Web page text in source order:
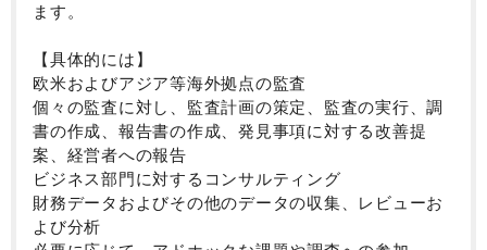
ます。
【具体的には】
欧米およびアジア等海外拠点の監査
個々の監査に対し、監査計画の策定、監査の実行、調
書の作成、報告書の作成、発見事項に対する改善提
案、経営者への報告
ビジネス部門に対するコンサルティング
財務データおよびその他のデータの収集、レビューお
よび分析